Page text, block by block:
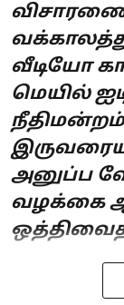
வீடியோ
மெயில் ஐடி
நீதிமன்றம்
அனுப்ப
வழக்கை